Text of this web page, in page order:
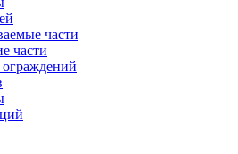
части
части